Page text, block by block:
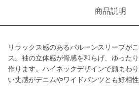
商品説明
リラックス感のあるバルーンスリーブが
ス。袖の立体感が骨感を和らげ、ゆった
作ります。ハイネックデザインで顔まわ
い丈感がデニムやワイドパンツとも好相